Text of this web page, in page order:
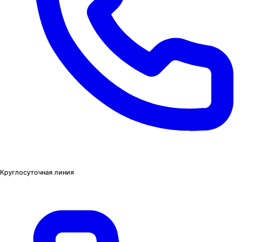
Круглосуточная линия